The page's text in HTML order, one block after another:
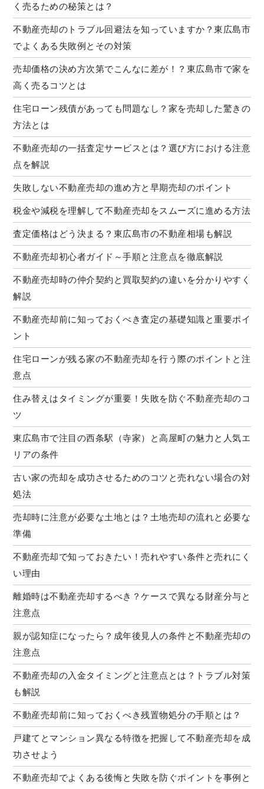
く売るための秘策とは？
不動産売却のトラブル回避法を知っていますか？東広島市
でよくある失敗例とその対策
売却価格の決め方次第でこんなに差が！？東広島市で家を
高く売るコツとは
住宅ローン残債があっても問題なし？家を売却した驚きの
方法とは
不動産売却の一括査定サービスとは？選び方における注意
点を解説
失敗しない不動産売却の進め方と早期売却のポイント
税金や減税を理解して不動産売却をスムーズに進める方法
査定価格はどう決まる？東広島市の不動産相場も解説
不動産売却初心者ガイド～手順と注意点を徹底解説
不動産売却時の仲介契約と買取契約の違いを分かりやすく
解説
不動産売却前に知っておくべき査定の基礎知識と重要ポイ
ント
住宅ローンが残る家の不動産売却を行う際のポイントと注
意点
住み替えはタイミングが重要！失敗を防ぐ不動産売却のコ
ツ
東広島市で注目の西条駅（寺家）と高屋町の魅力と人気エ
リアの条件
古い家の売却を成功させるためのコツと売れない場合の対
処法
売却時に注意が必要な土地とは？土地売却の流れと必要な
準備
不動産売却で知っておきたい！売れやすい条件と売れにく
い理由
離婚時は不動産売却するべき？ケースで異なる財産分与と
注意点
親が認知症になったら？成年後見人の条件と不動産売却の
注意点
不動産売却の入金タイミングと注意点とは？トラブル対策
も解説
不動産売却前に知っておくべき残置物処分の手順とは？
戸建てとマンション異なる特徴を把握して不動産売却を成
功させよう
不動産売却でよくある後悔と失敗を防ぐポイントを事例と